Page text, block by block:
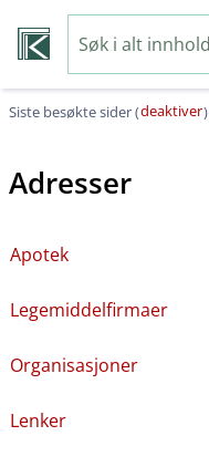
Siste besøkte sider (deaktiver)
Adresser
Apotek
Legemiddelfirmaer
Organisasjoner
Lenker